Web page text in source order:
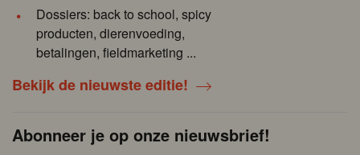
Dossiers: back to school, spicy
producten, dierenvoeding,
betalingen, fieldmarketing ...
Bekijk de nieuwste editie!
Abonneer je op onze nieuwsbrief!